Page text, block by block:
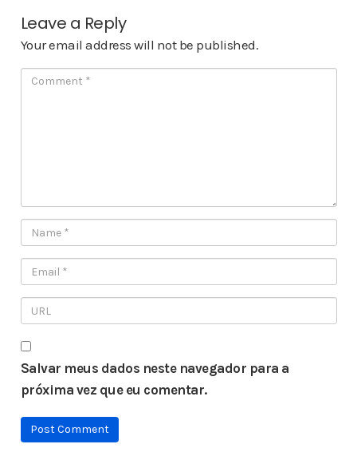
Leave a Reply
Your email address will not be published.
Salvar meus dados neste navegador para a
próxima vez que eu comentar.